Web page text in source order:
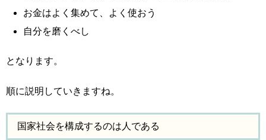
お金はよく集めて、よく使おう
自分を磨くべし
となります。
順に説明していきますね。
国家社会を構成するのは人である